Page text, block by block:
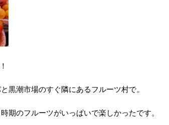
黒潮市場のすぐ隣にあるフルーツ村で。
期のフルーツがいっぱいで楽しかったです。